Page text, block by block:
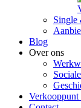
Single
Blog
Over ons
Verkooppunt